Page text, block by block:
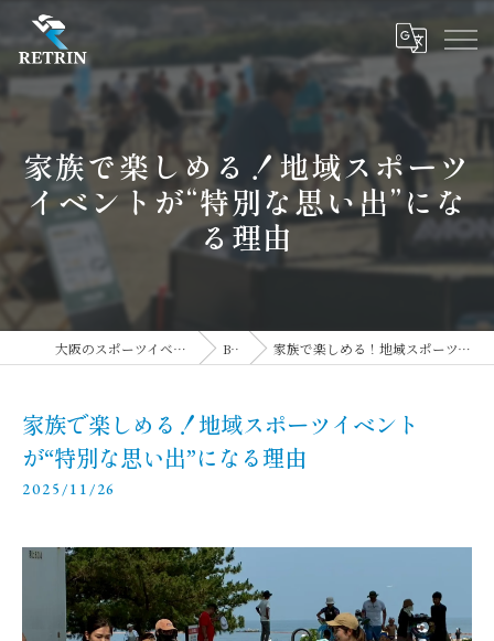
家族で楽しめる！地域スポーツ
イベントが“特別な思い出”にな
る理由
大阪のスポーツイベントならRETRIN株式会社 BLOG 家族で楽しめる！地域スポーツイベントが“特別な思い出”になる理由
家族で楽しめる！地域スポーツイベント
が“特別な思い出”になる理由
2025/11/26